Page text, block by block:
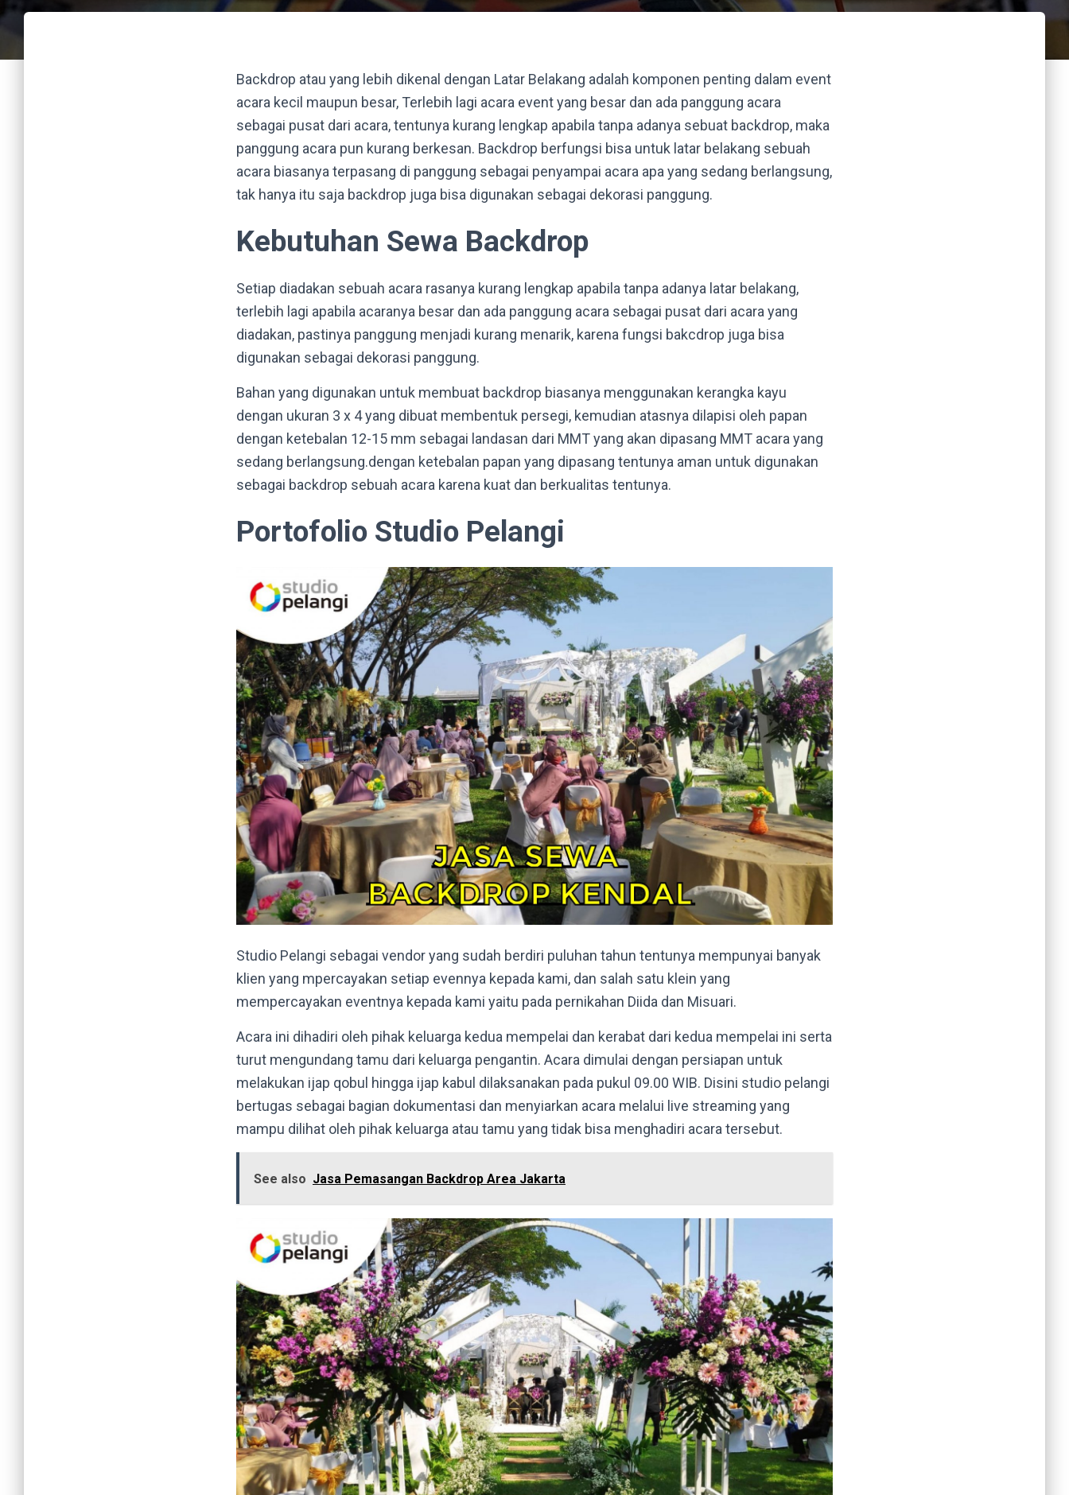
Backdrop atau yang lebih dikenal dengan Latar Belakang adalah komponen penting dalam event
acara kecil maupun besar, Terlebih lagi acara event yang besar dan ada panggung acara
sebagai pusat dari acara, tentunya kurang lengkap apabila tanpa adanya sebuat backdrop, maka
panggung acara pun kurang berkesan. Backdrop berfungsi bisa untuk latar belakang sebuah
acara biasanya terpasang di panggung sebagai penyampai acara apa yang sedang berlangsung,
tak hanya itu saja backdrop juga bisa digunakan sebagai dekorasi panggung.
Kebutuhan Sewa Backdrop
Setiap diadakan sebuah acara rasanya kurang lengkap apabila tanpa adanya latar belakang,
terlebih lagi apabila acaranya besar dan ada panggung acara sebagai pusat dari acara yang
diadakan, pastinya panggung menjadi kurang menarik, karena fungsi bakcdrop juga bisa
digunakan sebagai dekorasi panggung.
Bahan yang digunakan untuk membuat backdrop biasanya menggunakan kerangka kayu
dengan ukuran 3 x 4 yang dibuat membentuk persegi, kemudian atasnya dilapisi oleh papan
dengan ketebalan 12-15 mm sebagai landasan dari MMT yang akan dipasang MMT acara yang
sedang berlangsung.dengan ketebalan papan yang dipasang tentunya aman untuk digunakan
sebagai backdrop sebuah acara karena kuat dan berkualitas tentunya.
Portofolio Studio Pelangi
Studio Pelangi sebagai vendor yang sudah berdiri puluhan tahun tentunya mempunyai banyak
klien yang mpercayakan setiap evennya kepada kami, dan salah satu klein yang
mempercayakan eventnya kepada kami yaitu pada pernikahan Diida dan Misuari.
Acara ini dihadiri oleh pihak keluarga kedua mempelai dan kerabat dari kedua mempelai ini serta
turut mengundang tamu dari keluarga pengantin. Acara dimulai dengan persiapan untuk
melakukan ijap qobul hingga ijap kabul dilaksanakan pada pukul 09.00 WIB. Disini studio pelangi
bertugas sebagai bagian dokumentasi dan menyiarkan acara melalui live streaming yang
mampu dilihat oleh pihak keluarga atau tamu yang tidak bisa menghadiri acara tersebut.
See also Jasa Pemasangan Backdrop Area Jakarta